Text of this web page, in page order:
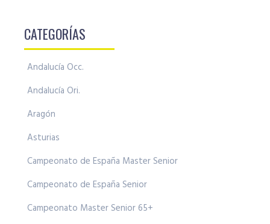
CATEGORÍAS
Andalucía Occ.
Andalucía Ori.
Aragón
Asturias
Campeonato de España Master Senior
Campeonato de España Senior
Campeonato Master Senior 65+